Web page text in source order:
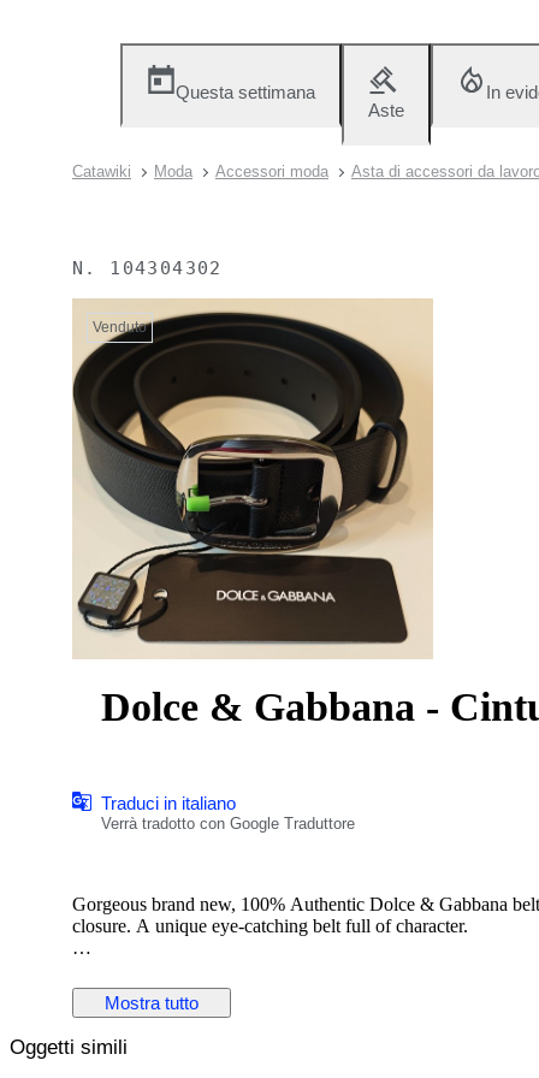
Questa settimana
Aste
In
Catawiki Moda Accessori moda Asta di accessori da
N. 104304302
Venduto
Dolce & Gabbana -
Traduci in italiano
Verrà tradotto con Google Traduttore
Gorgeous brand new, 100% Authentic Dolce & Gabbana
closure. A unique eye-catching belt full of character.
Length: 115cmx4cm
Color: Black
Mostra tutto
Oggetti simili